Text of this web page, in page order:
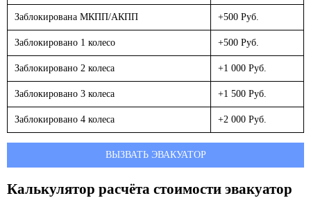
Заблокирована МКПП/АКПП +500 Руб.
Заблокировано 1 колесо +500 Руб.
Заблокировано 2 колеса +1 000 Руб.
Заблокировано 3 колеса +1 500 Руб.
Заблокировано 4 колеса +2 000 Руб.
ВЫЗВАТЬ ЭВАКУАТОР
Калькулятор расчёта стоимости эвакуатор